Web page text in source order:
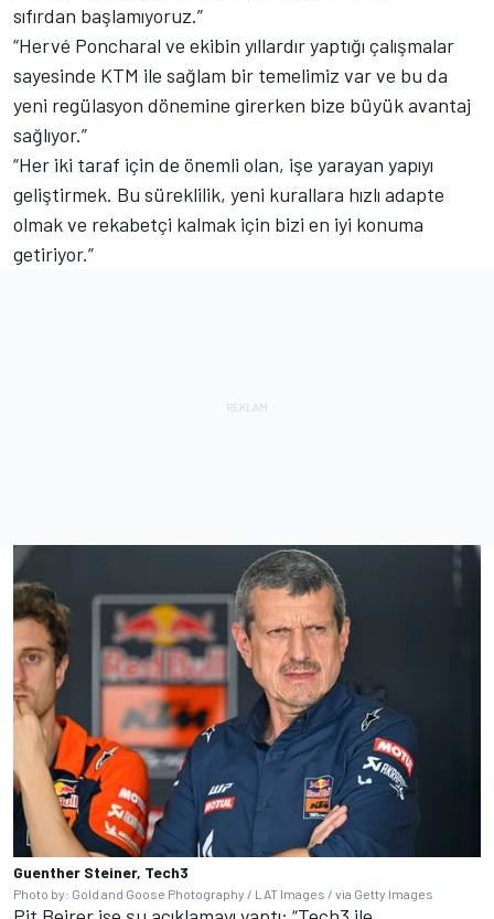
sıfırdan başlamıyoruz.”
“Hervé Poncharal ve ekibin yıllardır yaptığı çalışmalar
sayesinde KTM ile sağlam bir temelimiz var ve bu da
yeni regülasyon dönemine girerken bize büyük avantaj
sağlıyor.”
“Her iki taraf için de önemli olan, işe yarayan yapıyı
geliştirmek. Bu süreklilik, yeni kurallara hızlı adapte
olmak ve rekabetçi kalmak için bizi en iyi konuma
getiriyor.”
Guenther Steiner, Tech3
Photo by: Gold and Goose Photography / LAT Images / via Getty Images